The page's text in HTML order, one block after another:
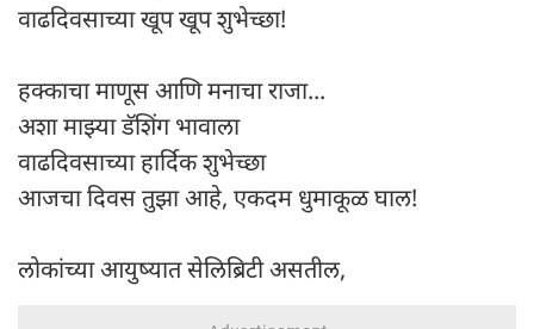
वाढदिवसाच्या खूप खूप शुभेच्छा!
हक्काचा माणूस आणि मनाचा राजा...
अशा माझ्या डॅशिंग भावाला
वाढदिवसाच्या हार्दिक शुभेच्छा
आजचा दिवस तुझा आहे, एकदम धुमाकूळ घाल!
लोकांच्या आयुष्यात सेलिब्रिटी असतील,